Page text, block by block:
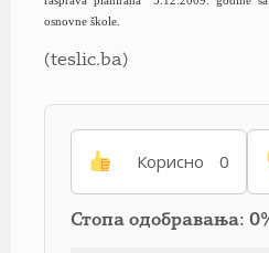
osnovne škole.
(teslic.ba)
Корисно 0
Стопа одобравања: